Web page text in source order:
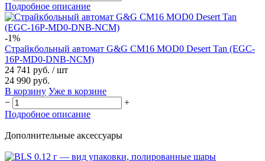
Подробное описание
-1%
Страйкбольный автомат G&G CM16 MOD0 Desert Tan (EGC-
16P-MD0-DNB-NCM)
24 741 руб. / шт
24 990 руб.
В корзину Уже в корзине
−
+
Подробное описание
Дополнительные аксессуары